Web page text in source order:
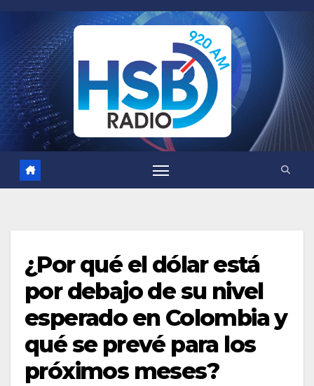
contenido
¿Por qué el dólar está
por debajo de su nivel
esperado en Colombia y
qué se prevé para los
próximos meses?